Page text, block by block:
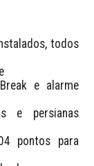
todos
e alarme
e persianas
pontos para